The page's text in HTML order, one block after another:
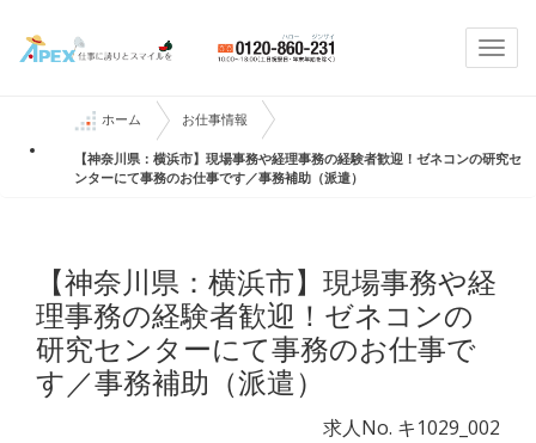
ホーム お仕事情報
【神奈川県：横浜市】現場事務や経理事務の経験者歓迎！ゼネコンの研究セ
ンターにて事務のお仕事です／事務補助（派遣）
【神奈川県：横浜市】現場事務や経
理事務の経験者歓迎！ゼネコンの
研究センターにて事務のお仕事で
す／事務補助（派遣）
求人No. キ1029_002